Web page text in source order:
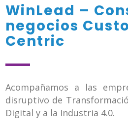
WinLead –
negocios
Centric
Acompañamos a las
disruptivo de
Digital y a la Industria 4.0.